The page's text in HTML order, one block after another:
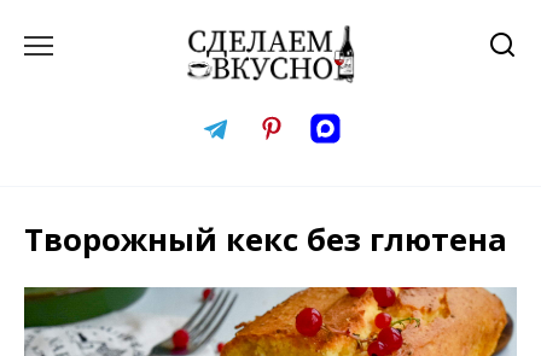
Творожный кекс без глютена